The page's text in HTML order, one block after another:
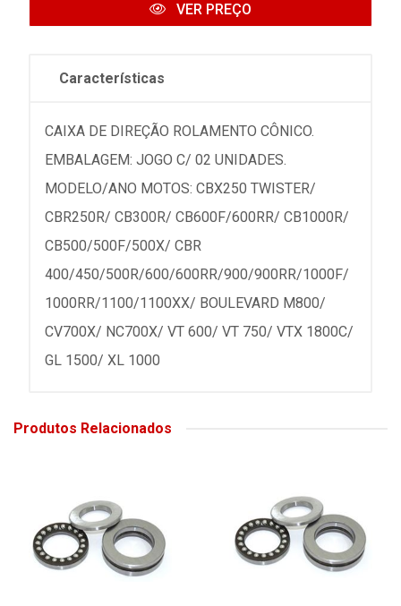
VER PREÇO
Características
CAIXA DE DIREÇÃO ROLAMENTO CÔNICO.
EMBALAGEM: JOGO C/ 02 UNIDADES.
MODELO/ANO MOTOS: CBX250 TWISTER/
CBR250R/ CB300R/ CB600F/600RR/ CB1000R/
CB500/500F/500X/ CBR
400/450/500R/600/600RR/900/900RR/1000F/
1000RR/1100/1100XX/ BOULEVARD M800/
CV700X/ NC700X/ VT 600/ VT 750/ VTX 1800C/
GL 1500/ XL 1000
Produtos Relacionados